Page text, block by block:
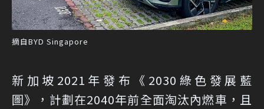
摘自BYD Singapore
新加坡2021年發布《2030綠色發展藍
圖》，計劃在2040年前全面淘汰內燃車，且